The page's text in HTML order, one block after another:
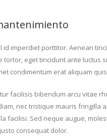
imperdiet porttitor. Aenean
eget tincidunt ante
condimentum erat aliquam
facilisis bibendum arcu vitae
nec tristique mauris
Sed neque augue,
consequat dolor.